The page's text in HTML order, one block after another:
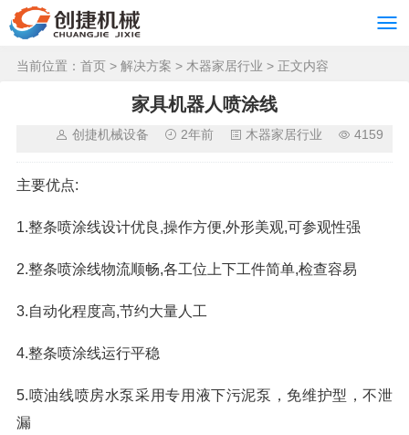
当前位置： 首页 > 解决方案 > 木器家居行业 > 正文内容
家具机器人喷涂线
创捷机械设备 2年前 木器家居行业 4159
主要优点:
1.整条喷涂线设计优良,操作方便,外形美观,可参观性强
2.整条喷涂线物流顺畅,各工位上下工件简单,检查容易
3.自动化程度高,节约大量人工
4.整条喷涂线运行平稳
5.喷油线喷房水泵采用专用液下污泥泵，免维护型，不泄
漏